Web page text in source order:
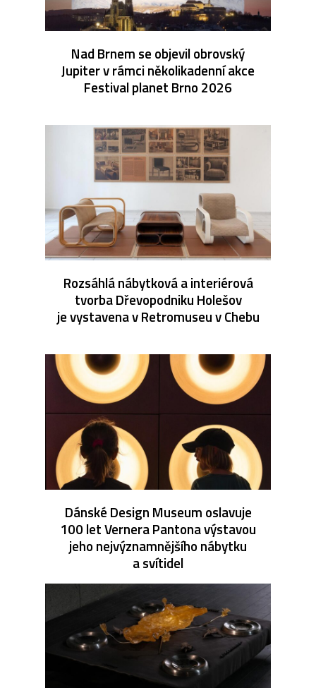
Nad Brnem se objevil obrovský
Jupiter v rámci několikadenní akce
Festival planet Brno 2026
Rozsáhlá nábytková a interiérová
tvorba Dřevopodniku Holešov
je vystavena v Retromuseu v Chebu
Dánské Design Museum oslavuje
100 let Vernera Pantona výstavou
jeho nejvýznamnějšího nábytku
a svítidel